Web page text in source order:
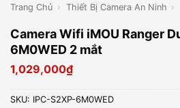
Trang Chủ › Thiết Bị Camera An Ninh ›
Camera Wifi iMOU Ranger
6M0WED 2 mắt
1,029,000₫
SKU: IPC-S2XP-6M0WED